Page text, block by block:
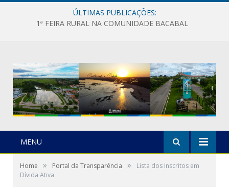
ÚLTIMAS PUBLICAÇÕES:
1ª FEIRA RURAL NA COMUNIDADE BACABAL
MENU
Home » Portal da Transparência »
Lista dos Inscritos em
Dívida Ativa